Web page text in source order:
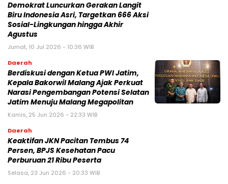
Demokrat Luncurkan Gerakan Langit
Biru Indonesia Asri, Targetkan 666 Aksi
Sosial-Lingkungan hingga Akhir
Agustus
Jumat, 10 Jul 2026 - 10:36 WIB
Daerah
Berdiskusi dengan Ketua PWI Jatim,
Kepala Bakorwil Malang Ajak Perkuat
Narasi Pengembangan Potensi Selatan
Jatim Menuju Malang Megapolitan
Kamis, 25 Jun 2026 - 22:33 WIB
Daerah
Keaktifan JKN Pacitan Tembus 74
Persen, BPJS Kesehatan Pacu
Perburuan 21 Ribu Peserta
Selasa, 23 Jun 2026 - 20:33 WIB